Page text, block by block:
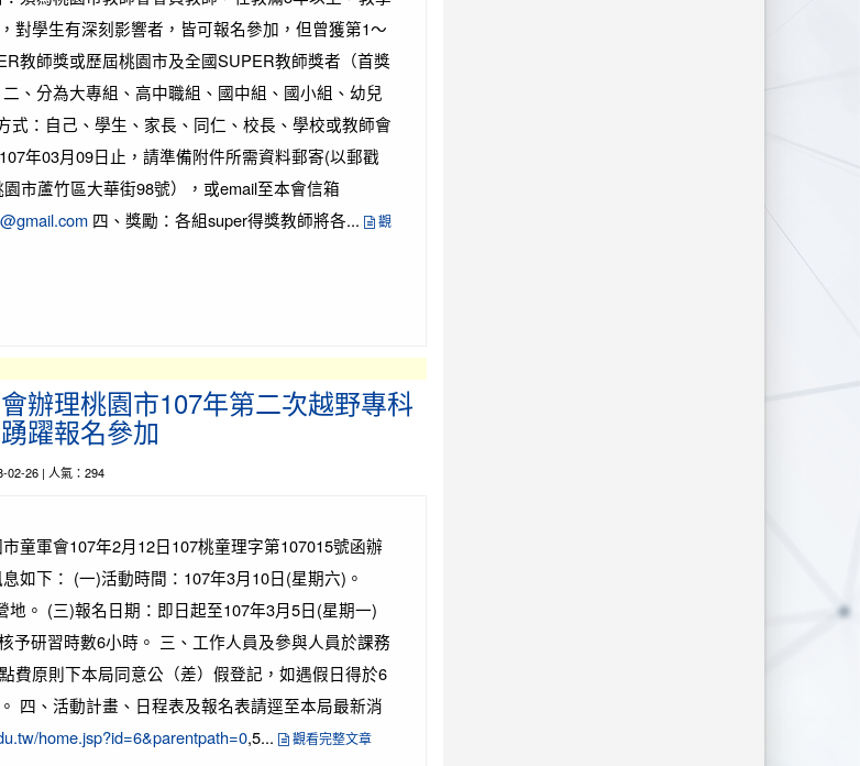
對學生有深刻影響者，皆可報名參加，但曾獲第1～
教師獎或歷屆桃園市及全國SUPER教師獎者（首獎
、分為大專組、高中職組、國中組、國小組、幼兒
式：自己、學生、家長、同仁、校長、學校或教師會
年03月09日止，請準備附件所需資料郵寄(以郵戳
市蘆竹區大華街98號），或email至本會信箱
四、獎勵：各組super得獎教師將各...
觀
辦理桃園市107年第二次越野專科
躍報名參加
02-26 | 人氣：294
童軍會107年2月12日107桃童理字第107015號函辦
如下： (一)活動時間：107年3月10日(星期六)。
地。 (三)報名日期：即日起至107年3月5日(星期一)
予研習時數6小時。 三、工作人員及參與人員於課務
費原則下本局同意公（差）假登記，如遇假日得於6
四、活動計畫、日程表及報名表請逕至本局最新消
home.jsp?id=6&parentpath=0,5... 觀看完整文章